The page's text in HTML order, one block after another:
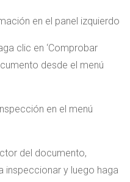
clic en ‘Comprobar
desde el menú
del documento,
inspeccionar y luego haga